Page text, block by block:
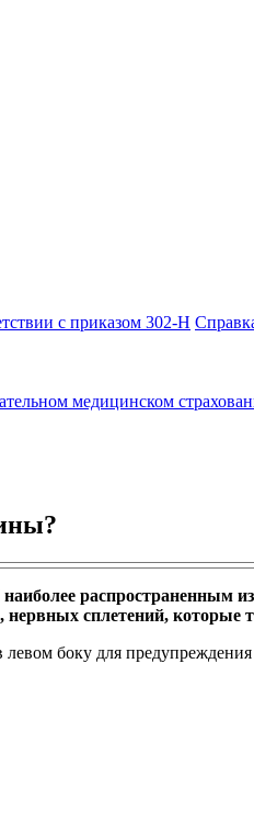
с приказом 302-Н
медицинском
распространенным
сплетений, которые
боку для